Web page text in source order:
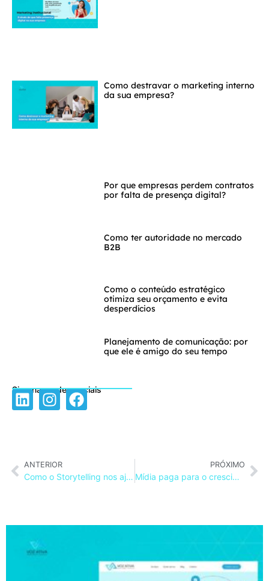
Como destravar o marketing interno
da sua empresa?
Por que empresas perdem contratos
por falta de presença digital?
Como ter autoridade no mercado
B2B
Como o conteúdo estratégico
otimiza seu orçamento e evita
desperdícios
Planejamento de comunicação: por
que ele é amigo do seu tempo
Siga nas redes sociais
ANTERIOR
Como o Storytelling nos ajudou contar a narrativa da Jana Fernandes
PRÓXIMO
Mídia paga para o crescimento do seu negócio